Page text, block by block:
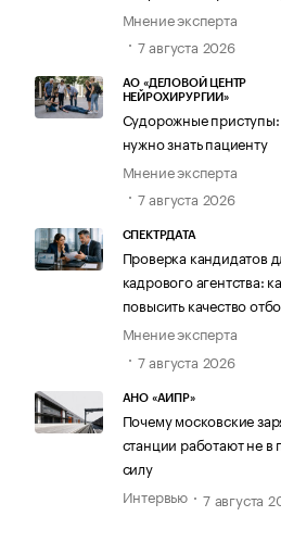
Мнение эксперта
7 августа 2026
АО «ДЕЛОВОЙ ЦЕНТР
НЕЙРОХИРУРГИИ»
Судорожные приступы:
нужно знать пациенту
Мнение эксперта
7 августа 2026
СПЕКТРДАТА
Проверка кандидатов
кадрового агентства:
повысить качество
Мнение эксперта
7 августа 2026
АНО «АИПР»
Почему московские
станции работают не в
силу
Интервью
7 августа